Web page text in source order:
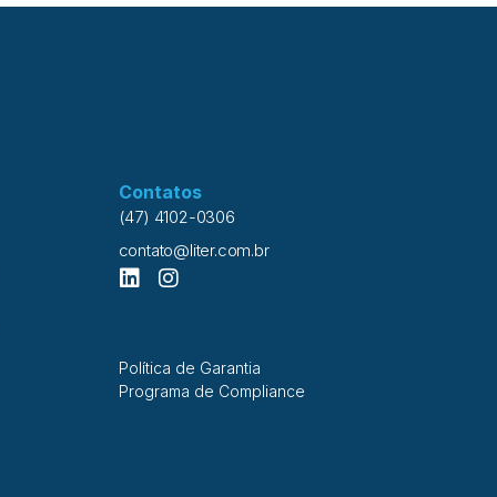
Contatos
(47) 4102-0306
contato@liter.com.br
Política de Garantia
Programa de Compliance